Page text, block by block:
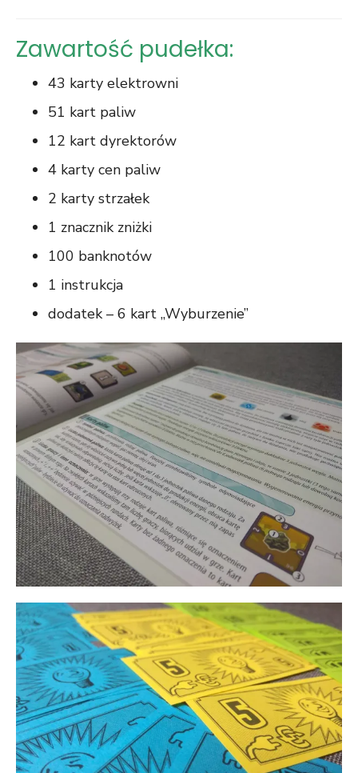
Zawartość pudełka:
43 karty elektrowni
51 kart paliw
12 kart dyrektorów
4 karty cen paliw
2 karty strzałek
1 znacznik zniżki
100 banknotów
1 instrukcja
dodatek – 6 kart „Wyburzenie”